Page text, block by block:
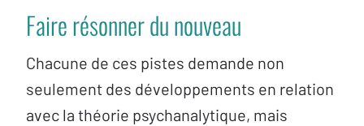
Faire résonner du nouveau
Chacune de ces pistes demande non
seulement des développements en relation
avec la théorie psychanalytique, mais